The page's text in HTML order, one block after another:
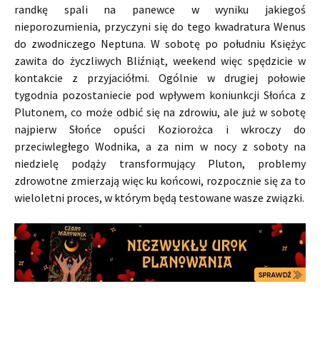
randkę spali na panewce w wyniku jakiegoś
nieporozumienia, przyczyni się do tego kwadratura Wenus
do zwodniczego Neptuna. W sobotę po południu Księżyc
zawita do życzliwych Bliźniąt, weekend więc spędzicie w
kontakcie z przyjaciółmi. Ogólnie w drugiej połowie
tygodnia pozostaniecie pod wpływem koniunkcji Słońca z
Plutonem, co może odbić się na zdrowiu, ale już w sobotę
najpierw Słońce opuści Koziorożca i wkroczy do
przeciwległego Wodnika, a za nim w nocy z soboty na
niedzielę podąży transformujący Pluton, problemy
zdrowotne zmierzają więc ku końcowi, rozpocznie się za to
wieloletni proces, w którym będą testowane wasze związki.